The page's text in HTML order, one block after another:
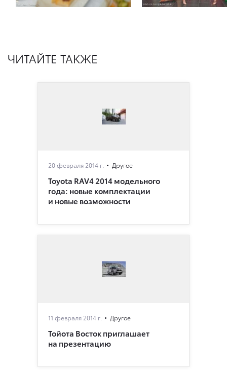
ЧИТАЙТЕ ТАКЖЕ
20 февраля 2014 г. Другое
Toyota RAV4 2014 модельного
года: новые комплектации
и новые возможности
11 февраля 2014 г. Другое
Тойота Восток приглашает
на презентацию